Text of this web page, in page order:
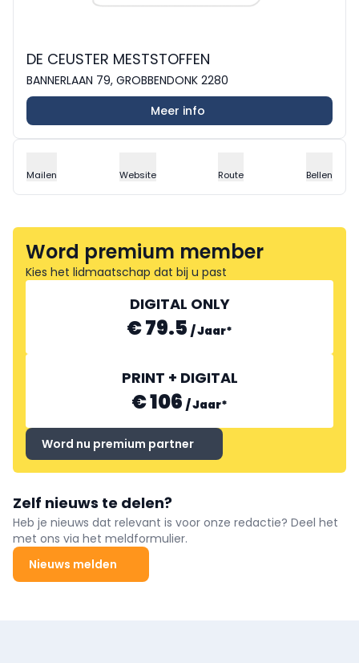
DE CEUSTER MESTSTOFFEN
BANNERLAAN 79, GROBBENDONK 2280
Meer info
Mailen Website Route Bellen
Word premium member
Kies het lidmaatschap dat bij u past
DIGITAL ONLY
€ 79.5 /Jaar*
PRINT + DIGITAL
€ 106 /Jaar*
Word nu premium partner
Zelf nieuws te delen?
Heb je nieuws dat relevant is voor onze redactie? Deel het
met ons via het meldformulier.
Nieuws melden